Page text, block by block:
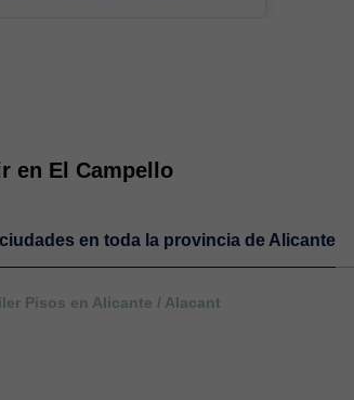
en El Campello
en toda la provincia de Alicante
Pisos en Alicante / Alacant